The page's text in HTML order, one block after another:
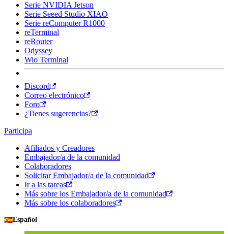
Serie NVIDIA Jetson
Serie Seeed Studio XIAO
Serie reComputer R1000
reTerminal
reRouter
Odyssey
Wio Terminal
Discord
Correo electrónico
Foro
¿Tienes sugerencias?
Participa
Afiliados y Creadores
Embajador/a de la comunidad
Colaboradores
Solicitar Embajador/a de la comunidad
Ir a las tareas
Más sobre los Embajador/a de la comunidad
Más sobre los colaboradores
🇪🇸Español